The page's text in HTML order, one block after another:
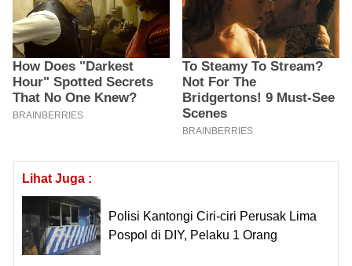
Lihat Juga :
Polisi Kantongi Ciri-ciri Perusak Lima
Pospol di DIY, Pelaku 1 Orang